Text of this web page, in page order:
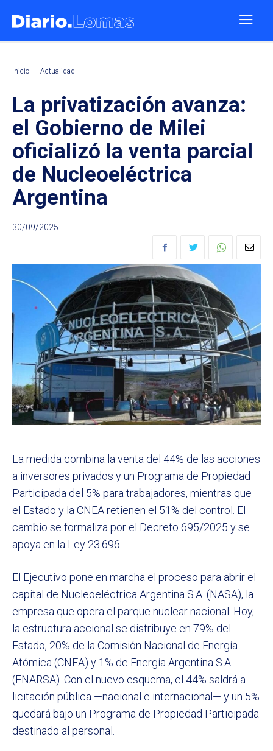
Inicio Actualidad
La privatización avanza:
el Gobierno de Milei
oficializó la venta parcial
de Nucleoeléctrica
Argentina
30/09/2025
La medida combina la venta del 44% de las acciones
a inversores privados y un Programa de Propiedad
Participada del 5% para trabajadores, mientras que
el Estado y la CNEA retienen el 51% del control. El
cambio se formaliza por el Decreto 695/2025 y se
apoya en la Ley 23.696.
El Ejecutivo pone en marcha el proceso para abrir el
capital de Nucleoeléctrica Argentina S.A. (NASA), la
empresa que opera el parque nuclear nacional. Hoy,
la estructura accional se distribuye en 79% del
Estado, 20% de la Comisión Nacional de Energía
Atómica (CNEA) y 1% de Energía Argentina S.A.
(ENARSA). Con el nuevo esquema, el 44% saldrá a
licitación pública —nacional e internacional— y un 5%
quedará bajo un Programa de Propiedad Participada
destinado al personal.